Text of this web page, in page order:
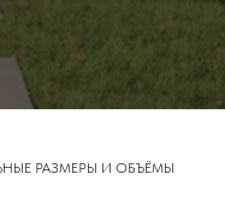
РАЗМЕРЫ И ОБЪЁМЫ